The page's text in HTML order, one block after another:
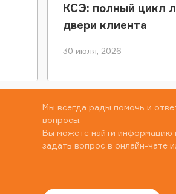
КСЭ: полный цикл
двери клиента
30 июля, 2026
Мы всегда рады помочь и
вопросы.
Вы можете найти информацию
задать вопрос в онлайн-чате